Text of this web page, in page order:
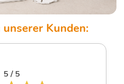
5 / 5